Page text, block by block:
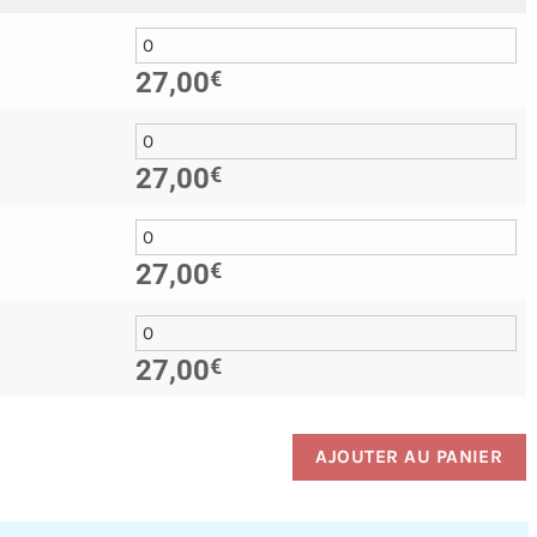
27,00€
27,00€
27,00€
27,00€
AJOUTER AU PANIER